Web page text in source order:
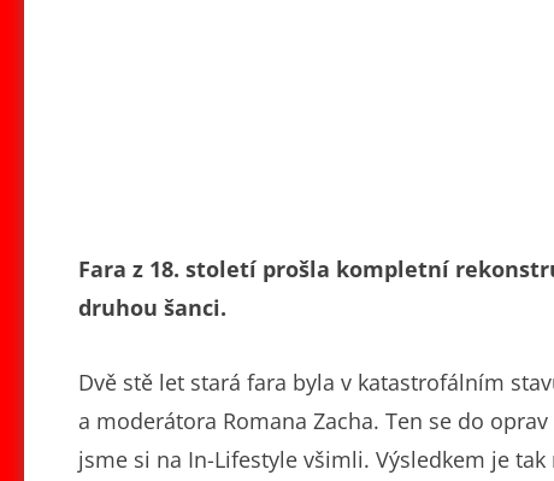
Fara z 18. století prošla kompletní
druhou šanci.
Dvě stě let stará fara byla v katastrofálním
a moderátora Romana Zacha. Ten se do
jsme si na In-Lifestyle všimli. Výsledkem je